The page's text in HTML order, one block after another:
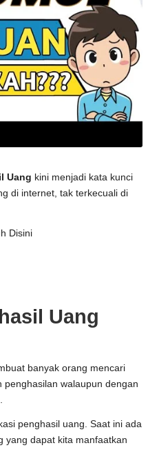
Uang kini menjadi kata kunci
di internet, tak terkecuali di
Disini
Uang
banyak orang mencari
walaupun dengan
penghasil uang. Saat ini ada
yang dapat kita manfaatkan